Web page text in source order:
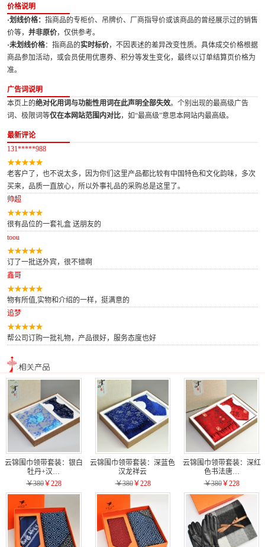
价格说明
·划线价格： 指商品的专柜价、吊牌价、厂商指导价或该商品的曾经展示过的销售
价等， 并非原价，仅供参考。
·未划线价格：指商品的实时标价，不因表述的差异改变性质。具体成交价格根据
商品参加活动，或会员使用优惠券、积分等发生变化，最终以订单结算页价格为
准。
广告词说明
本页上的绝对化用词与功能性用词在此声明全部失效。个别出现的最高级广告
词、极限词等仅在本网站范围内对比，如“最高级”意思本网站内最高级。
最新评论
131*****988
老客户了，也不说太多，因为你们这里产品都比较有中国特色和文化韵味，多次
买来，品质一直放心，所以外事礼品的采购总是这里了。
帅超
很有品位的一套礼盒 送朋友的
toou
订了一批送外宾，很不错啊
鑫哥
物有所值,实物和介绍的一样，挺满意的
追梦
帮公司订购一批礼物，产品很好，服务态度也好
云锦围巾领带套装：银白
牡丹+汉…
￥380￥228
云锦围巾领带套装：深蓝色
汉龙祥云
￥380￥228
云锦围巾领带套装：深红
色书法唐…
￥380￥228